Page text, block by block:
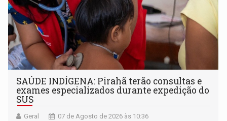
SAÚDE INDÍGENA: Pirahã terão consultas e
exames especializados durante expedição do
SUS
Geral 07 de Agosto de 2026 às 10:36